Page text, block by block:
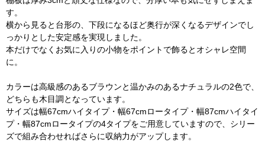
す。
横から見ると台形の、下段になるほど奥行が深くなるデザインでし
っかりとした安定感を実現しました。
本だけでなくお気に入りの小物をポイントで飾るとオシャレ空間
に。
カラーは高級感のあるブラウンと温かみのあるナチュラルの2色で、
どちらも木目調となっています。
サイズは幅67cmハイタイプ・幅67cmロータイプ・幅87cmハイタイ
プ・幅87cmロータイプの4タイプをご用意していますので、シリー
ズで組み合わせればさらに収納力がアップします。